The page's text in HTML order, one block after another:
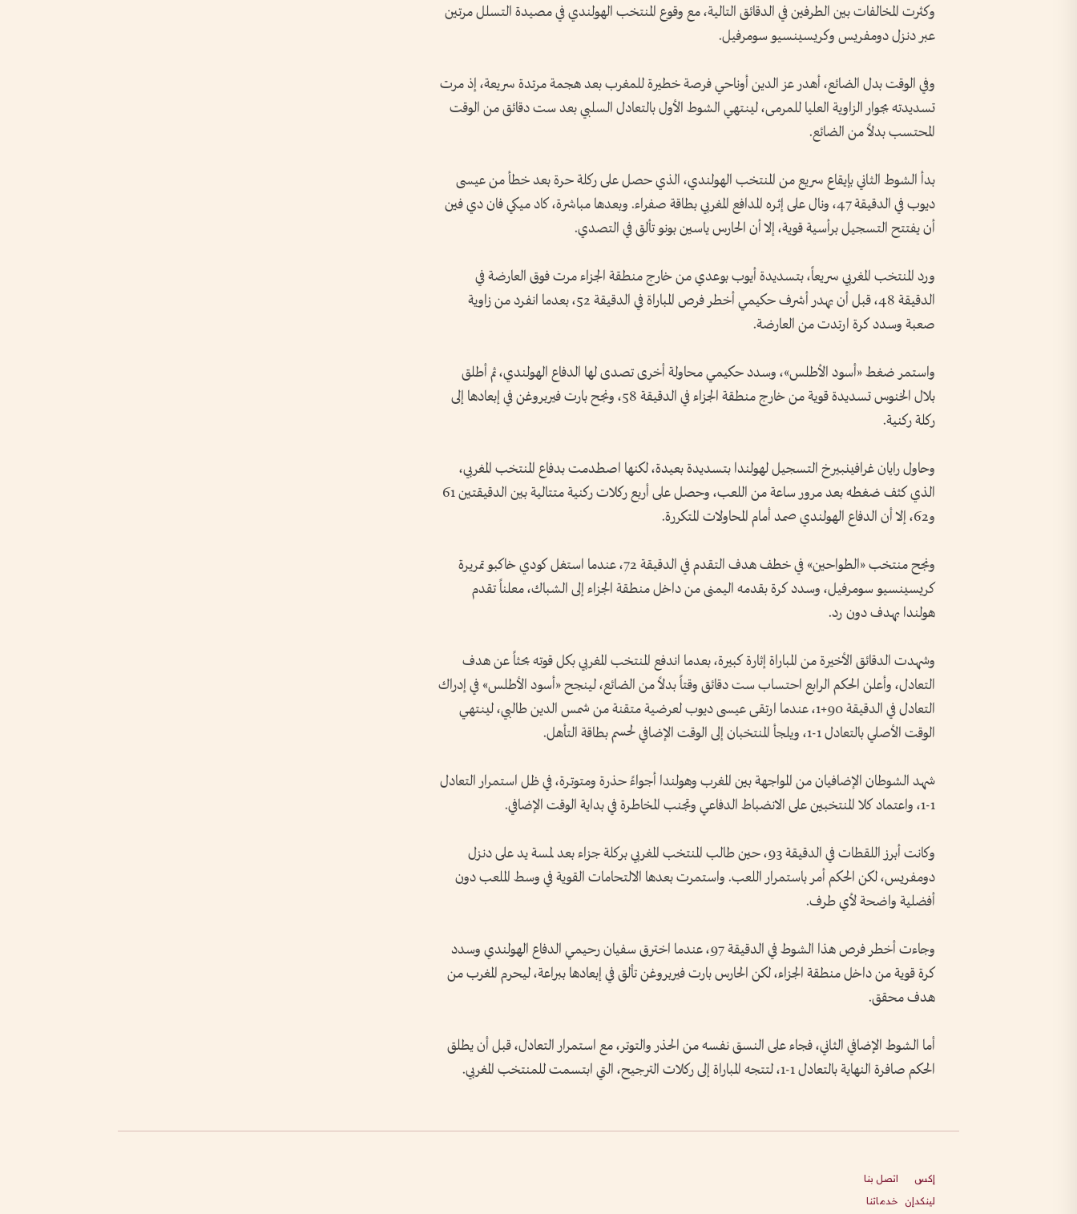
وكثرت المخالفات بين الطرفين في الدقائق التالية، مع وقوع المنتخب الهولندي في مصيدة التسلل مرتين
عبر دنزل دومفريس وكريسينسيو سومرفيل.
وفي الوقت بدل الضائع، أهدر عز الدين أوناحي فرصة خطيرة للمغرب بعد هجمة مرتدة سريعة، إذ مرت
تسديدته بجوار الزاوية العليا للمرمى، لينتهي الشوط الأول بالتعادل السلبي بعد ست دقائق من الوقت
المحتسب بدلاً من الضائع.
بدأ الشوط الثاني بإيقاع سريع من المنتخب الهولندي، الذي حصل على ركلة حرة بعد خطأ من عيسى
ديوب في الدقيقة 47، ونال على إثره المدافع المغربي بطاقة صفراء. وبعدها مباشرة، كاد ميكي فان دي فين
أن يفتتح التسجيل برأسية قوية، إلا أن الحارس ياسين بونو تألق في التصدي.
ورد المنتخب المغربي سريعاً، بتسديدة أيوب بوعدي من خارج منطقة الجزاء مرت فوق العارضة في
الدقيقة 48، قبل أن يهدر أشرف حكيمي أخطر فرص المباراة في الدقيقة 52، بعدما انفرد من زاوية
صعبة وسدد كرة ارتدت من العارضة.
واستمر ضغط «أسود الأطلس»، وسدد حكيمي محاولة أخرى تصدى لها الدفاع الهولندي، ثم أطلق
بلال الخنوس تسديدة قوية من خارج منطقة الجزاء في الدقيقة 58، ونجح بارت فيربروغن في إبعادها إلى
ركلة ركنية.
وحاول رايان غرافينبيرخ التسجيل لهولندا بتسديدة بعيدة، لكنها اصطدمت بدفاع المنتخب المغربي،
الذي كثف ضغطه بعد مرور ساعة من اللعب، وحصل على أربع ركلات ركنية متتالية بين الدقيقتين 61
و62، إلا أن الدفاع الهولندي صمد أمام المحاولات المتكررة.
ونجح منتخب «الطواحين» في خطف هدف التقدم في الدقيقة 72، عندما استغل كودي خاكبو تمريرة
كريسينسيو سومرفيل، وسدد كرة بقدمه اليمنى من داخل منطقة الجزاء إلى الشباك، معلناً تقدم
هولندا بهدف دون رد.
وشهدت الدقائق الأخيرة من المباراة إثارة كبيرة، بعدما اندفع المنتخب المغربي بكل قوته بحثاً عن هدف
التعادل، وأعلن الحكم الرابع احتساب ست دقائق وقتاً بدلاً من الضائع، لينجح «أسود الأطلس» في إدراك
التعادل في الدقيقة 90+1، عندما ارتقى عيسى ديوب لعرضية متقنة من شمس الدين طالبي، لينتهي
الوقت الأصلي بالتعادل 1-1، ويلجأ المنتخبان إلى الوقت الإضافي لحسم بطاقة التأهل.
شهد الشوطان الإضافيان من المواجهة بين المغرب وهولندا أجواءً حذرة ومتوترة، في ظل استمرار التعادل
1-1، واعتماد كلا المنتخبين على الانضباط الدفاعي وتجنب المخاطرة في بداية الوقت الإضافي.
وكانت أبرز اللقطات في الدقيقة 93، حين طالب المنتخب المغربي بركلة جزاء بعد لمسة يد على دنزل
دومفريس، لكن الحكم أمر باستمرار اللعب. واستمرت بعدها الالتحامات القوية في وسط الملعب دون
أفضلية واضحة لأي طرف.
وجاءت أخطر فرص هذا الشوط في الدقيقة 97، عندما اخترق سفيان رحيمي الدفاع الهولندي وسدد
كرة قوية من داخل منطقة الجزاء، لكن الحارس بارت فيربروغن تألق في إبعادها ببراعة، ليحرم المغرب من
هدف محقق.
أما الشوط الإضافي الثاني، فجاء على النسق نفسه من الحذر والتوتر، مع استمرار التعادل، قبل أن يطلق
الحكم صافرة النهاية بالتعادل 1-1، لتتجه المباراة إلى ركلات الترجيح، التي ابتسمت للمنتخب المغربي.
إكس
لينكدإن
اتصل بنا
خدماتنا